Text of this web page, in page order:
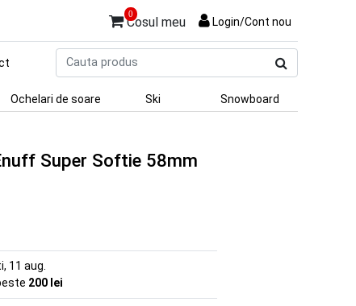
0
Cosul meu Login/Cont nou
produs
Ochelari de soare Ski Snowboard
Super Softie 58mm
11 aug.
200 lei